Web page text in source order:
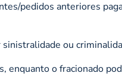
pedidos anteriores
ou
enquanto o fracionado